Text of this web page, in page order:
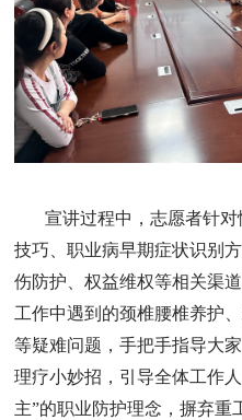
宣讲过程中，志愿者针
技巧、职业病早期症状识别
伤防护、权益维权等相关渠
工作中遇到的颈椎腰椎养护
等疑难问题，手把手指导大
理疗小妙招，引导全体工作
主”的职业防护理念，摒弃重